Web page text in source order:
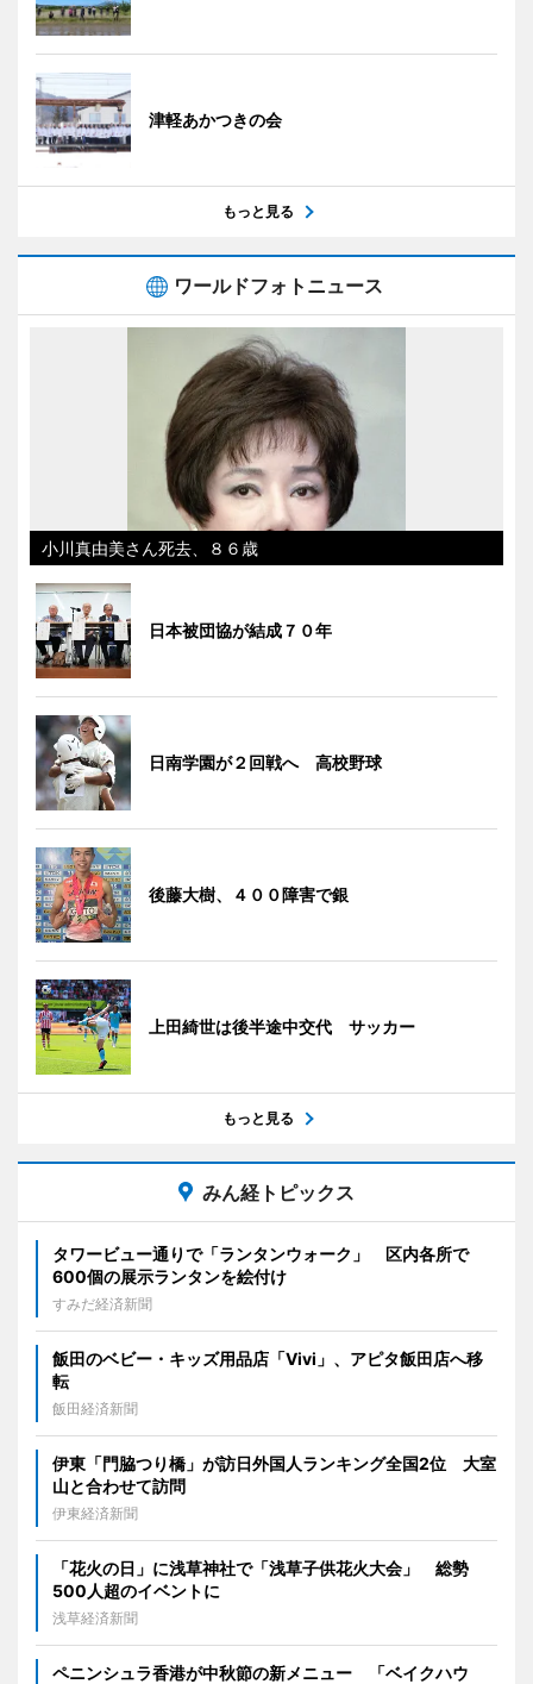
津軽あかつきの会
もっと見る
ワールドフォトニュース
小川真由美さん死去、８６歳
日本被団協が結成７０年
日南学園が２回戦へ 高校野球
後藤大樹、４００障害で銀
上田綺世は後半途中交代 サッカー
もっと見る
みん経トピックス
タワービュー通りで「ランタンウォーク」 区内各所で
600個の展示ランタンを絵付け
すみだ経済新聞
飯田のベビー・キッズ用品店「Vivi」、アピタ飯田店へ移
転
飯田経済新聞
伊東「門脇つり橋」が訪日外国人ランキング全国2位 大室
山と合わせて訪問
伊東経済新聞
「花火の日」に浅草神社で「浅草子供花火大会」 総勢
500人超のイベントに
浅草経済新聞
ペニンシュラ香港が中秋節の新メニュー 「ベイクハウ